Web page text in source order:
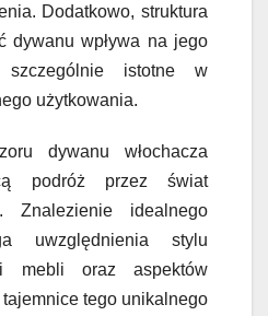
Dodatkowo, struktura
dywanu wpływa na jego
istotne w
użytkowania.
dywanu włochacza
podróż przez świat
Znalezienie idealnego
uwzględnienia stylu
mebli oraz aspektów
tego unikalnego